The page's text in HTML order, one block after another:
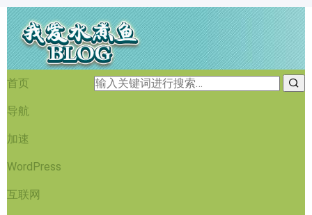
首页
导航
加速
WordPress
互联网